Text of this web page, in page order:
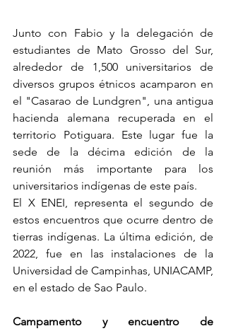
Junto con Fabio y la delegación de
estudiantes de Mato Grosso del Sur,
alrededor de 1,500 universitarios de
diversos grupos étnicos acamparon en
el "Casarao de Lundgren", una antigua
hacienda alemana recuperada en el
territorio Potiguara. Este lugar fue la
sede de la décima edición de la
reunión más importante para los
universitarios indígenas de este país.
El X ENEI, representa el segundo de
estos encuentros que ocurre dentro de
tierras indígenas. La última edición, de
2022, fue en las instalaciones de la
Universidad de Campinhas, UNIACAMP,
en el estado de Sao Paulo.
Campamento y encuentro de